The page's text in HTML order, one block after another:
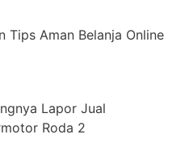
Tips Aman Belanja Online
Lapor Jual
Roda 2